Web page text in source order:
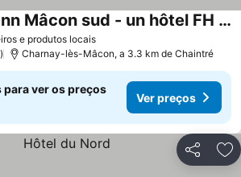
e produtos locais
Fasthotel Well Inn Mâcon sud - un hôtel FH Confort
Charnay-lès-Mâcon, a 3.3 km de Chaintré
para ver os preços
Ver preços
Partilhar